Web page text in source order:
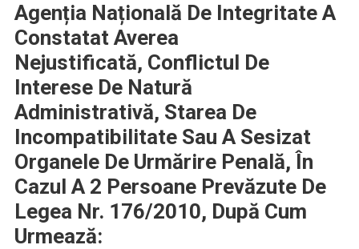
Agenția Națională De Integritate A
Constatat Averea
Nejustificată, Conflictul De
Interese De Natură
Administrativă, Starea De
Incompatibilitate Sau A Sesizat
Organele De Urmărire Penală, În
Cazul A 2 Persoane Prevăzute De
Legea Nr. 176/2010, După Cum
Urmează: